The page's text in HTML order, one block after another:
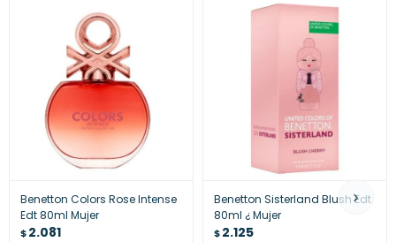
Benetton Colors Rose Intense
Edt 80ml Mujer
$2.081
Benetton Sisterland Blush Edt
80ml ¿ Mujer
$2.125